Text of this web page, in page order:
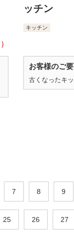
ッチン
キッチン
お客様のご
古くなったキ
7 8 9
25 26 27